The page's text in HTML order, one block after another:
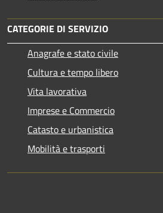
CATEGORIE DI SERVIZIO
Anagrafe e stato civile
Cultura e tempo libero
Vita lavorativa
Imprese e Commercio
Catasto e urbanistica
Mobilità e trasporti